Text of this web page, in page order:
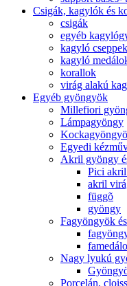
Csigák, kagylók és
csigák
egyéb
kagyló
kagyló
korallok
virág alakú
Egyéb gyöngyök
Millefiori
Lámpagyöngy
Egyedi
Akril gyöngy
Pici
akril
függõ
gyöngy
Fagyöngyök
Nagy lyukú
Porcelán,